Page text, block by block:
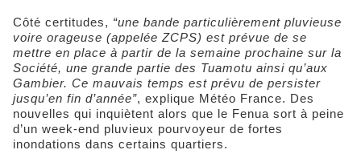
Côté certitudes, “une bande particulièrement pluvieuse
voire orageuse (appelée ZCPS) est prévue de se
mettre en place à partir de la semaine prochaine sur la
Société, une grande partie des Tuamotu ainsi qu’aux
Gambier. Ce mauvais temps est prévu de persister
jusqu’en fin d’année”, explique Météo France. Des
nouvelles qui inquiètent alors que le Fenua sort à peine
d’un week-end pluvieux pourvoyeur de fortes
inondations dans certains quartiers.